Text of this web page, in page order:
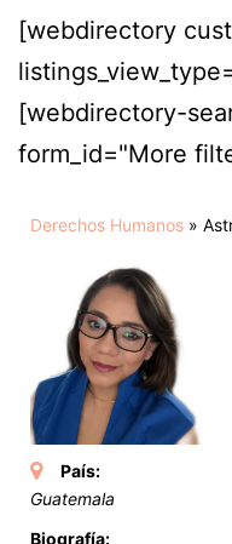
[webdirectory
[webdirectory-
form_id="More
Derechos Humanos »
País:
Guatemala
Biografía: